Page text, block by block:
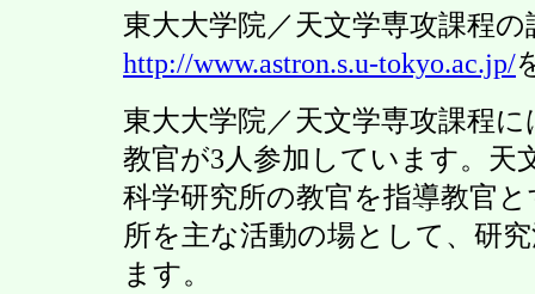
東大大学院／天文学専攻課程の
http://www.astron.s.u-tokyo.ac.jp/
東大大学院／天文学専攻課程
教官が3人参加しています。天
科学研究所の教官を指導教官
所を主な活動の場として、研
ます。